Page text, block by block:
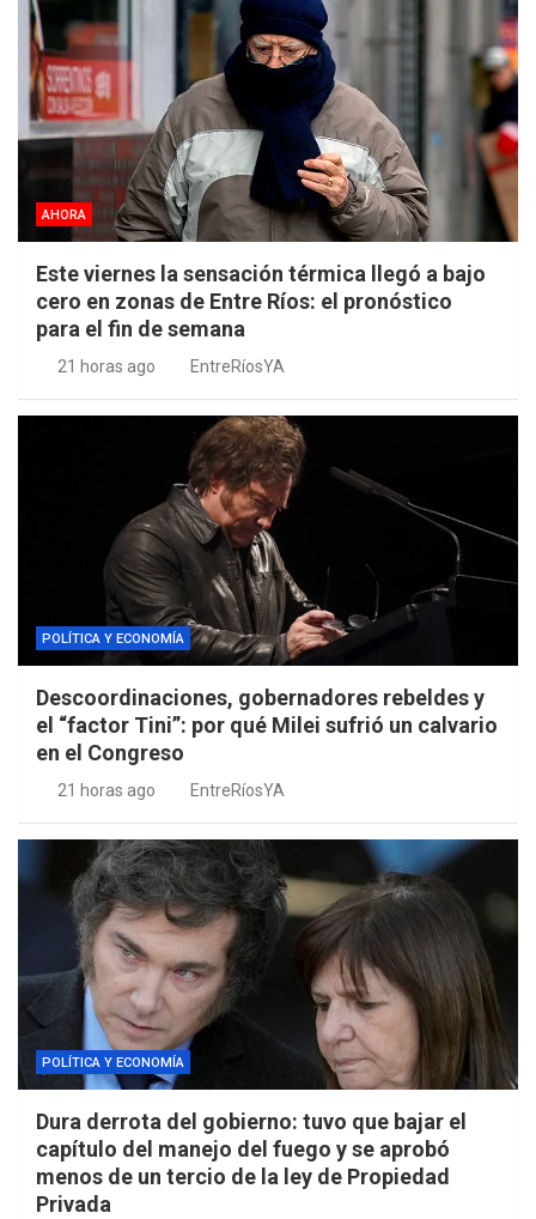
AHORA
Este viernes la sensación térmica llegó a bajo
cero en zonas de Entre Ríos: el pronóstico
para el fin de semana
21 horas ago EntreRíosYA
POLÍTICA Y ECONOMÍA
Descoordinaciones, gobernadores rebeldes y
el “factor Tini”: por qué Milei sufrió un calvario
en el Congreso
21 horas ago EntreRíosYA
POLÍTICA Y ECONOMÍA
Dura derrota del gobierno: tuvo que bajar el
capítulo del manejo del fuego y se aprobó
menos de un tercio de la ley de Propiedad
Privada